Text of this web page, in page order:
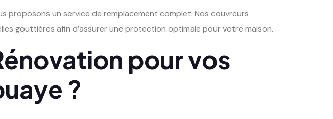
proposons un service de remplacement complet. Nos couvreurs
gouttières afin d’assurer une protection optimale pour votre maison.
pour vos
?